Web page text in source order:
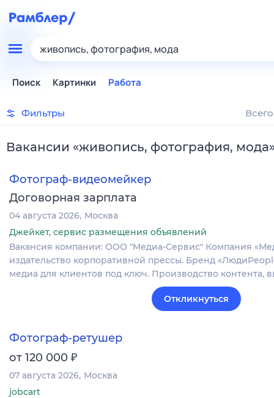
живопись, фотография, мода
Поиск Картинки Работа
Фильтры
Вакансии «живопись, фотография, мода
Фотограф-видеомейкер
Договорная зарплата
04 августа 2026 Москва
Джейкет, сервис размещения объявлений
Вакансия компании: ООО "Медиа-Сервис" Компания
издательство корпоративной прессы. Бренд
медиа для клиентов под ключ. Производство контента,
Откликнуться
Фотограф-ретушер
от 120 000 ₽
07 августа 2026 Москва
jobcart